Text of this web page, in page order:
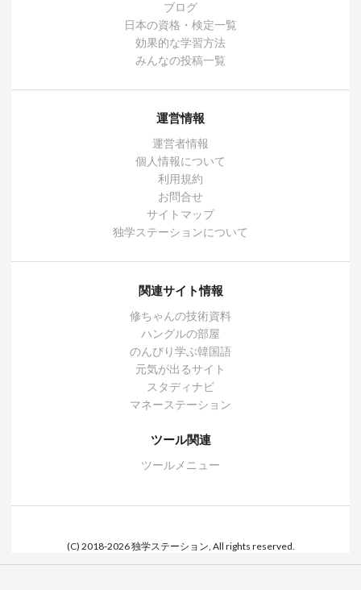
ブログ
日本の資格・検定一覧
効果的な学習方法
みんなの投稿一覧
運営情報
運営者情報
個人情報について
利用規約
お問合せ
サイトマップ
独学ステーションについて
関連サイト情報
修ちゃんの技術資料
ハングルの部屋
のんびり学ぶ韓国語
元気が出るサイト
スタディナビ
マネーステーション
ツール関連
ツールメニュー
(C) 2018-2026 独学ステーション, All rights reserved.